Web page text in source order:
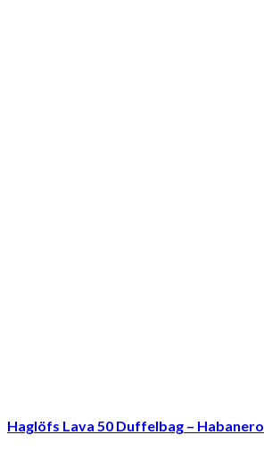
Haglöfs Lava 50 Duffelbag – Habanero